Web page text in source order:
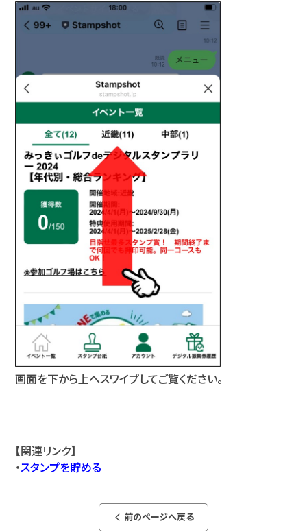
画面を下から上へスワイプしてご覧ください。
【関連リンク】
・スタンプを貯める
arrow_back_ios_new 前のページへ戻る